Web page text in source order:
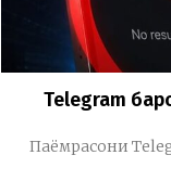
Telegram
Паёмрасони